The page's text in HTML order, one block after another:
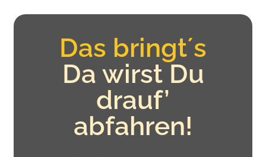
Das bringt´s
Da wirst Du
drauf’
abfahren!